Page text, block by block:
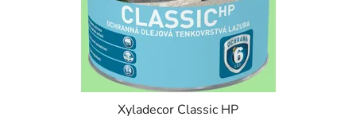
Xyladecor Classic HP